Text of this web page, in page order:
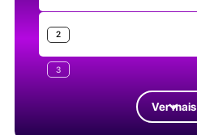
2
3
Ver mais